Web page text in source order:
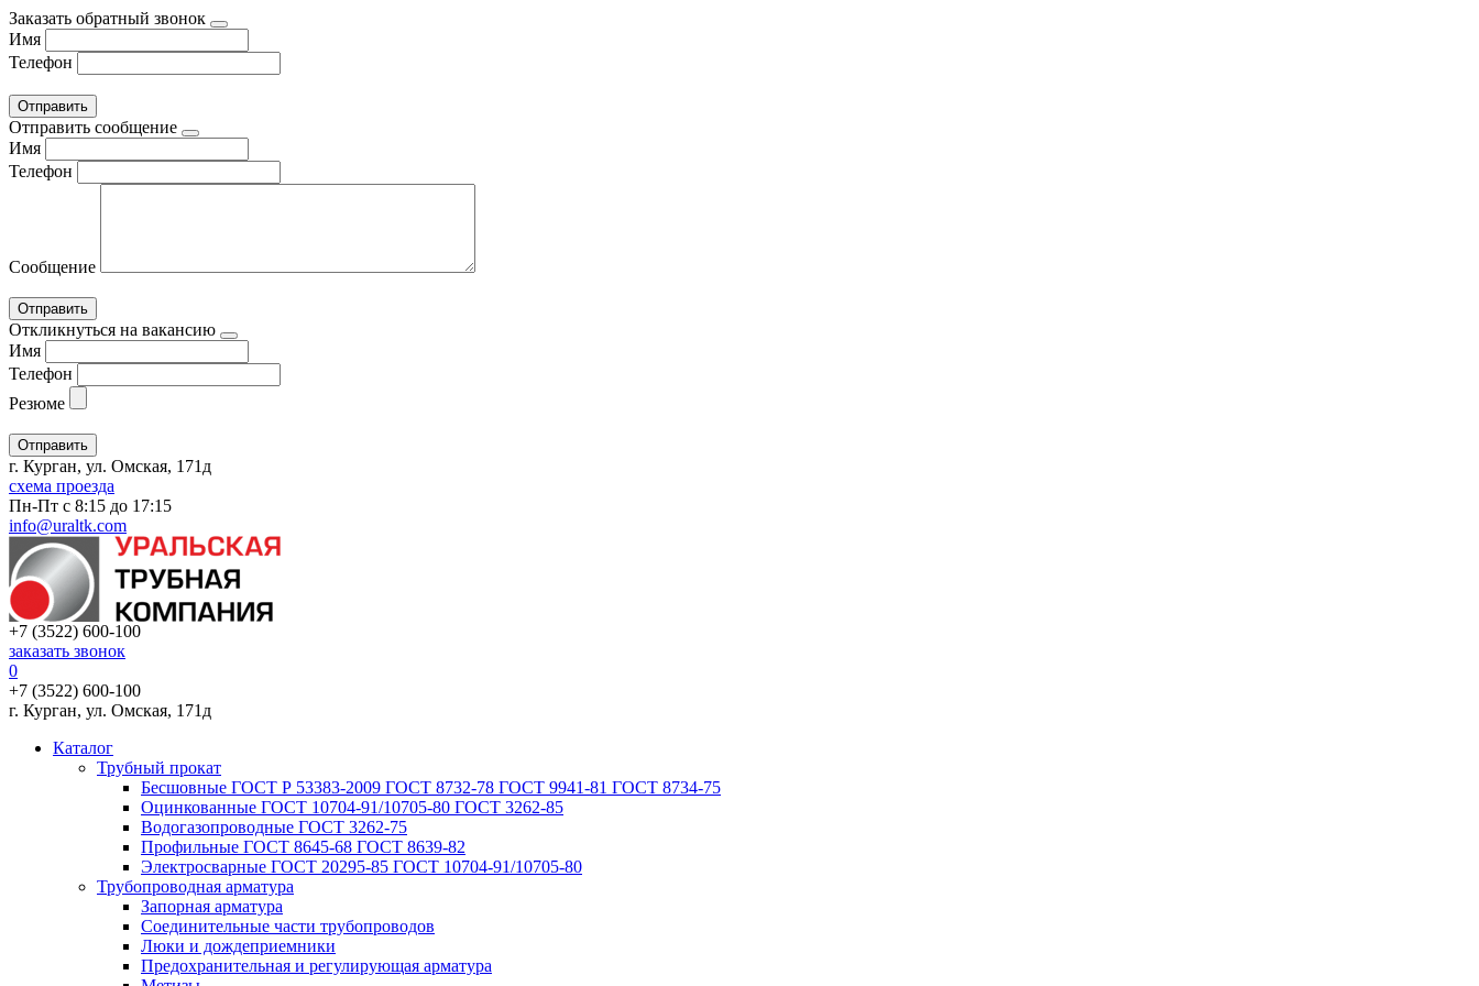
Заказать обратный звонок
Имя
Телефон
Отправить сообщение
Имя
Телефон
Сообщение
Откликнуться на вакансию
Имя
Телефон
Резюме
г. Курган, ул. Омская, 171д
схема проезда
Пн-Пт с 8:15 до 17:15
info@uraltk.com
+7 (3522) 600-100
заказать звонок
0
+7 (3522) 600-100
г. Курган, ул. Омская, 171д
Каталог
Трубный прокат
Беcшовные ГОСТ Р 53383-2009 ГОСТ 8732-78 ГОСТ 9941-81 ГОСТ 8734-75
Оцинкованные ГОСТ 10704-91/10705-80 ГОСТ 3262-85
Водогазопроводные ГОСТ 3262-75
Профильные ГОСТ 8645-68 ГОСТ 8639-82
Электросварные ГОСТ 20295-85 ГОСТ 10704-91/10705-80
Трубопроводная арматура
Запорная арматура
Соединительные части трубопроводов
Люки и дождеприемники
Предохранительная и регулирующая арматура